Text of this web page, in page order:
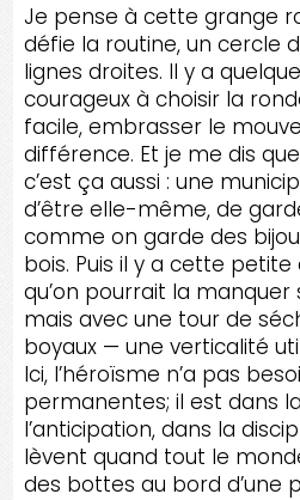
Je pense à cette grange
défie la routine, un cercle
lignes droites. Il y a
courageux à choisir la
facile, embrasser le
différence. Et je me dis
c’est ça aussi : une
d’être elle-même, de
comme on garde des
bois. Puis il y a cette
qu’on pourrait la manquer
mais avec une tour de
boyaux — une verticalité
Ici, l’héroïsme n’a pas
permanentes; il est dans
l’anticipation, dans la
lèvent quand tout le
des bottes au bord d’une